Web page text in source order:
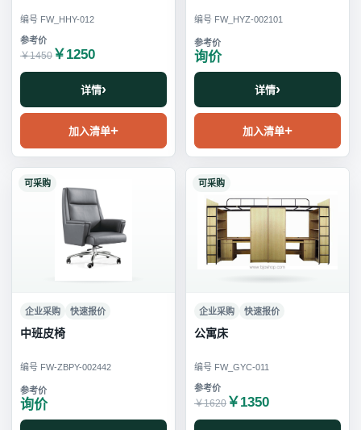
编号 FW_HHY-012
￥1450 ￥1250
详情
加入清单
编号 FW_HYZ-002101
询价
详情
加入清单
可采购
企业采购 快速报价
中班皮椅
编号 FW-ZBPY-002442
询价
可采购
企业采购 快速报价
公寓床
编号 FW_GYC-011
￥1620 ￥1350